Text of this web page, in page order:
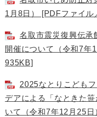
1月8日） [PDFファイル
名取市震災復興伝承
開催について（令和7年
935KB]
2025なとりこども
デアによる「なときた
いて（令和7年12月25